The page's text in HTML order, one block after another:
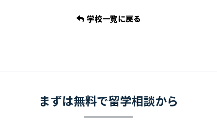
学校一覧に戻る
まずは無料で留学相談から